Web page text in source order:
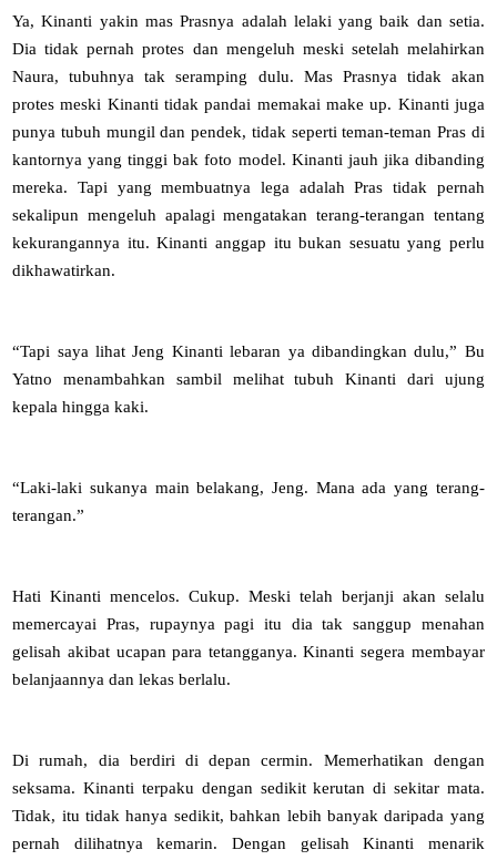
Ya, Kinanti yakin mas Prasnya adalah lelaki yang baik dan setia.
Dia tidak pernah protes dan mengeluh meski setelah melahirkan
Naura, tubuhnya tak seramping dulu. Mas Prasnya tidak akan
protes meski Kinanti tidak pandai memakai make up. Kinanti juga
punya tubuh mungil dan pendek, tidak seperti teman-teman Pras di
kantornya yang tinggi bak foto model. Kinanti jauh jika dibanding
mereka. Tapi yang membuatnya lega adalah Pras tidak pernah
sekalipun mengeluh apalagi mengatakan terang-terangan tentang
kekurangannya itu. Kinanti anggap itu bukan sesuatu yang perlu
dikhawatirkan.
“Tapi saya lihat Jeng Kinanti lebaran ya dibandingkan dulu,” Bu
Yatno menambahkan sambil melihat tubuh Kinanti dari ujung
kepala hingga kaki.
“Laki-laki sukanya main belakang, Jeng. Mana ada yang terang-
terangan.”
Hati Kinanti mencelos. Cukup. Meski telah berjanji akan selalu
memercayai Pras, rupaynya pagi itu dia tak sanggup menahan
gelisah akibat ucapan para tetangganya. Kinanti segera membayar
belanjaannya dan lekas berlalu.
Di rumah, dia berdiri di depan cermin. Memerhatikan dengan
seksama. Kinanti terpaku dengan sedikit kerutan di sekitar mata.
Tidak, itu tidak hanya sedikit, bahkan lebih banyak daripada yang
pernah dilihatnya kemarin. Dengan gelisah Kinanti menarik